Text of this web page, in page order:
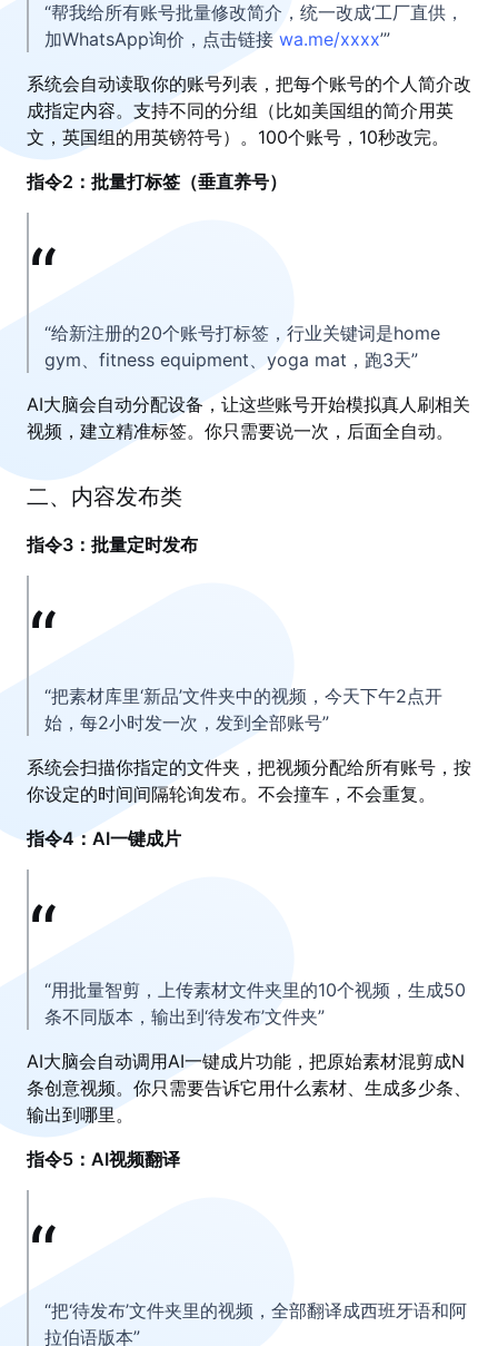
“帮我给所有账号批量修改简介，统一改成‘工厂直供，
加WhatsApp询价，点击链接 wa.me/xxxx’”
系统会自动读取你的账号列表，把每个账号的个人简介改
成指定内容。支持不同的分组（比如美国组的简介用英
文，英国组的用英镑符号）。100个账号，10秒改完。
指令2：批量打标签（垂直养号）
“给新注册的20个账号打标签，行业关键词是home
gym、fitness equipment、yoga mat，跑3天”
AI大脑会自动分配设备，让这些账号开始模拟真人刷相关
视频，建立精准标签。你只需要说一次，后面全自动。
二、内容发布类
指令3：批量定时发布
“把素材库里‘新品’文件夹中的视频，今天下午2点开
始，每2小时发一次，发到全部账号”
系统会扫描你指定的文件夹，把视频分配给所有账号，按
你设定的时间间隔轮询发布。不会撞车，不会重复。
指令4：AI一键成片
“用批量智剪，上传素材文件夹里的10个视频，生成50
条不同版本，输出到‘待发布’文件夹”
AI大脑会自动调用AI一键成片功能，把原始素材混剪成N
条创意视频。你只需要告诉它用什么素材、生成多少条、
输出到哪里。
指令5：AI视频翻译
“把‘待发布’文件夹里的视频，全部翻译成西班牙语和阿
拉伯语版本”